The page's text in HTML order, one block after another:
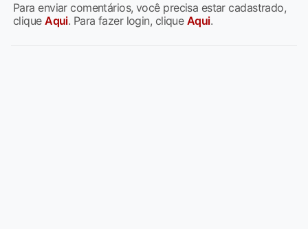
Para enviar comentários, você precisa estar cadastrado,
cliqueAqui. Para fazer login, clique Aqui.